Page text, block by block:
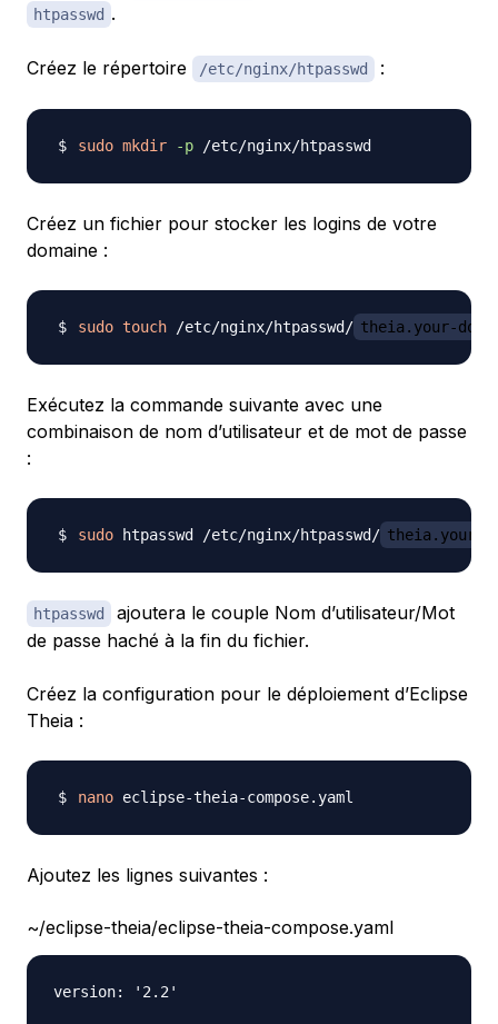
htpasswd .
Créez le répertoire /etc/nginx/htpasswd :
sudo mkdir -p
Créez un fichier pour stocker les logins de votre
domaine :
sudo touch /etc/nginx/htpasswd/ theia.your-
Exécutez la commande suivante avec une
combinaison de nom d’utilisateur et de mot de passe
:
sudo htpasswd /etc/nginx/htpasswd/ theia.your-
htpasswd
ajoutera le couple Nom d’utilisateur/Mot
de passe haché à la fin du fichier.
Créez la configuration pour le déploiement d’Eclipse
Theia :
nano
Ajoutez les lignes suivantes :
~/eclipse-theia/eclipse-theia-compose.yaml
version: '2.2'